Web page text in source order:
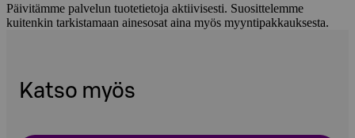
Päivitämme palvelun tuotetietoja aktiivisesti. Suosittelemme
kuitenkin tarkistamaan ainesosat aina myös myyntipakkauksesta.
Katso myös